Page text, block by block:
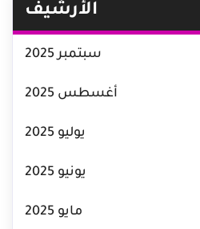
الأرشيف
سبتمبر 2025
أغسطس 2025
يوليو 2025
يونيو 2025
مايو 2025